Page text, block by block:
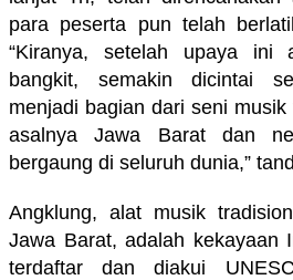
para peserta pun telah
“Kiranya, setelah upaya ini
bangkit, semakin dicintai
menjadi bagian dari seni
asalnya Jawa Barat dan
bergaung di seluruh dunia,”
Angklung, alat musik
Jawa Barat, adalah kekayaan
terdaftar dan diakui